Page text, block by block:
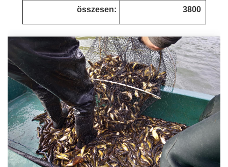
összesen: 3800